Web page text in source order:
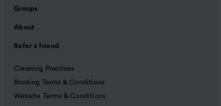
Groups
About
Refer a friend
Cleaning Practices
Booking Terms & Conditions
Website Terms & Conditions